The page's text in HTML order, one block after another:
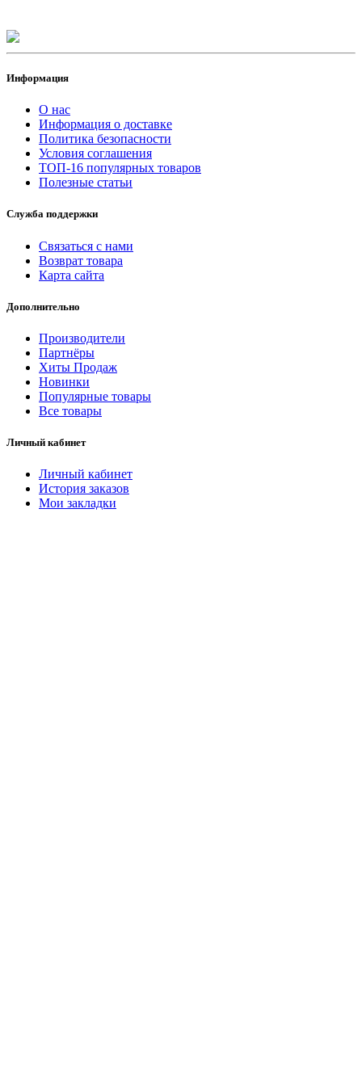
Информация
О нас
Информация о доставке
Политика безопасности
Условия соглашения
ТОП-16 популярных товаров
Полезные статьи
Служба поддержки
Связаться с нами
Возврат товара
Карта сайта
Дополнительно
Производители
Партнёры
Хиты Продаж
Новинки
Популярные товары
Все товары
Личный кабинет
Личный кабинет
История заказов
Мои закладки